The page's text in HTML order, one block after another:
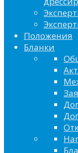
Положения
Бланки